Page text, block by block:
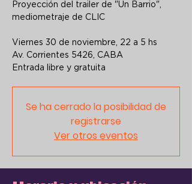
Proyección del trailer de "Un Barrio",
mediometraje de CLIC
Viernes 30 de noviembre, 22 a 5 hs
Av. Corrientes 5426, CABA
Entrada libre y gratuita
Se ha cerrado la posibilidad de
registrarse
Ver otros eventos